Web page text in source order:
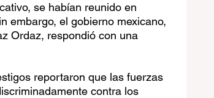
se habían reunido en
embargo, el gobierno mexicano,
Ordaz, respondió con una
reportaron que las fuerzas
contra los